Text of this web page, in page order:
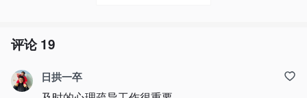
评论19
日拱一卒